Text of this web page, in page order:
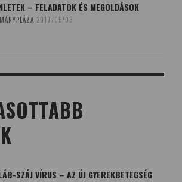
– FELADATOK ÉS MEGOLDÁSOK
2017/05/05
SZÁJ VÍRUS – AZ ÚJ GYEREKBETEGSÉG